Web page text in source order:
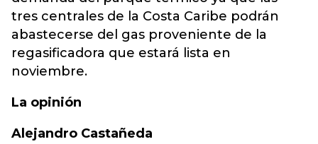
tres centrales de la Costa Caribe podrán
abastecerse del gas proveniente de la
regasificadora que estará lista en
noviembre.
La opinión
Alejandro Castañeda